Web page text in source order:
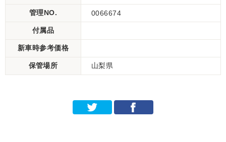
管理NO. 0066674
付属品
新車時参考価格
保管場所 山梨県